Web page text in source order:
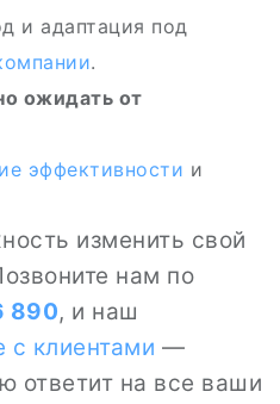
и адаптация под
.
ожидать от
эффективности и
изменить свой
нам по
890, и наш
с клиентами —
ответит на все ваши